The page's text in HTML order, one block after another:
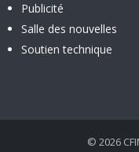
Publicité
Salle des nouvelles
Soutien technique
© 2026